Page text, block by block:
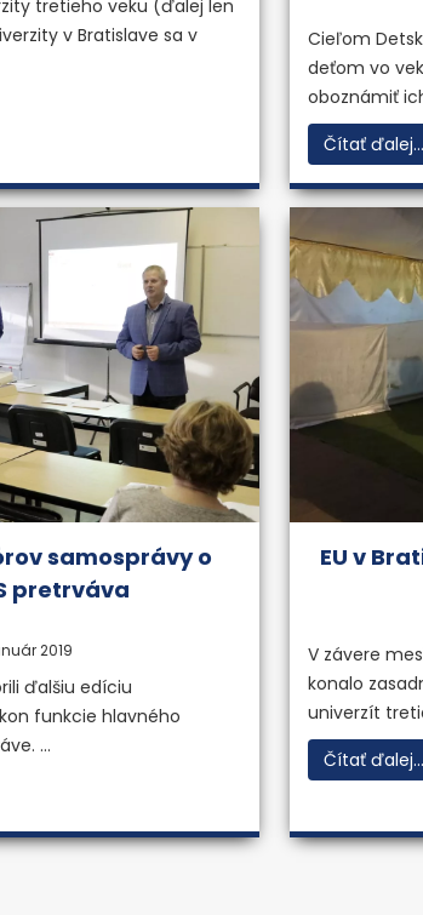
Viac informácií
tretieho veku (ďalej len
v Bratislave sa v
Cieľom
deťom vo
oboznámiť
Čítať ďalej...
samosprávy o
pretrváva
2019
ďalšiu edíciu
funkcie hlavného
...
EU v
V závere
konalo
univerzít
Čítať ďalej...